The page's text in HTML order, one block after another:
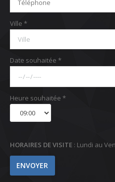
Ville *
Date souhaitée *
Heure souhaitée *
HORAIRES DE VISITE : Lundi au